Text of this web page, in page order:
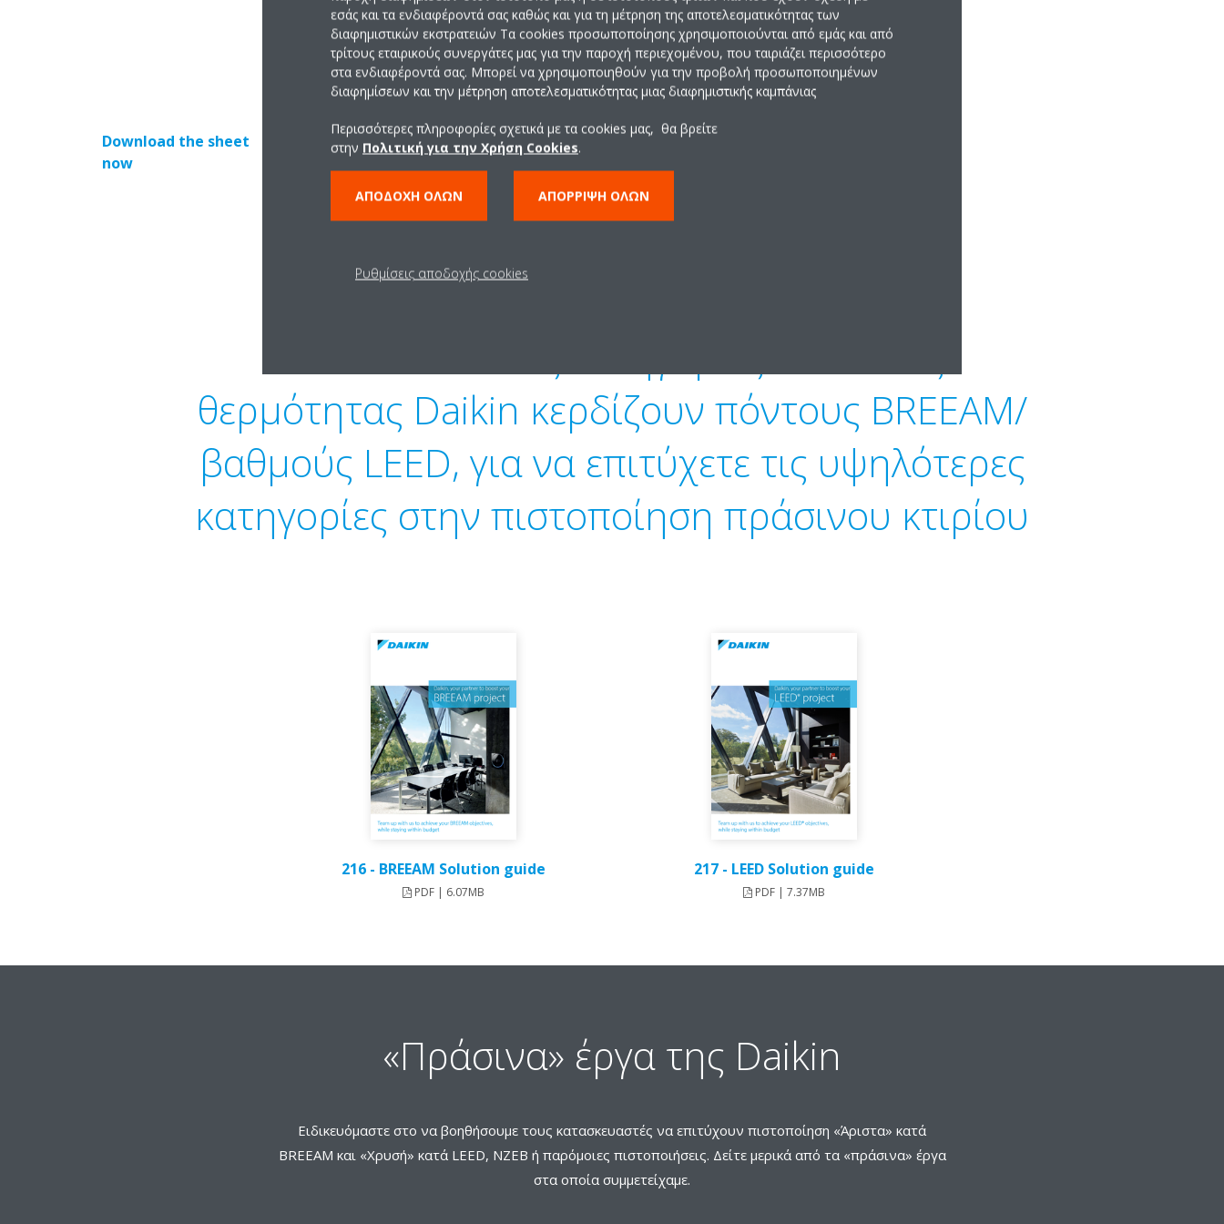
αντλιών θερμότητας της Daikin.
Χρησιμοποιώντας αυτό το φύλλο ως βάση απόδειξης προς τους αξιολογητές, εξοικονομείτε χρόνο όταν
εφαρμόζετε την πιστοποίηση BREEAM ή LEED.
Download the sheet
now
θερμότητας Daikin κερδίζουν πόντους BREEAM/
βαθμούς LEED, για να επιτύχετε τις υψηλότερες
κατηγορίες στην πιστοποίηση πράσινου κτιρίου
216 - BREEAM Solution guide
PDF | 6.07MB
217 - LEED Solution guide
PDF | 7.37MB
«Πράσινα» έργα της Daikin
Ειδικευόμαστε στο να βοηθήσουμε τους κατασκευαστές να επιτύχουν πιστοποίηση «Άριστα» κατά
BREEAM και «Χρυσή» κατά LEED, NZEB ή παρόμοιες πιστοποιήσεις. Δείτε μερικά από τα «πράσινα» έργα
στα οποία συμμετείχαμε.
εσάς και τα ενδιαφέροντά σας καθώς και για τη μέτρηση της αποτελεσματικότητας των
διαφημιστικών εκστρατειών Τα cookies προσωποποίησης χρησιμοποιούνται από εμάς και από
τρίτους εταιρικούς συνεργάτες μας για την παροχή περιεχομένου, που ταιριάζει περισσότερο
στα ενδιαφέροντά σας. Μπορεί να χρησιμοποιηθούν για την προβολή προσωποποιημένων
διαφημίσεων και την μέτρηση αποτελεσματικότητας μιας διαφημιστικής καμπάνιας
Περισσότερες πληροφορίες σχετικά με τα cookies μας, θα βρείτε
στην Πολιτική για την Χρήση Cookies.
ΑΠΟΔΟΧΉ ΌΛΩΝ ΑΠΌΡΡΙΨΗ ΌΛΩΝ
Ρυθμίσεις αποδοχής cookies